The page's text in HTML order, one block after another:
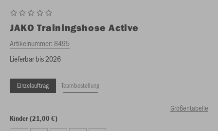
JAKO Trainingshose Active
Artikelnummer:8495
Lieferbar bis 2026
Einzelauftrag Teambestellung
Größentabelle
Kinder (21,00 €)